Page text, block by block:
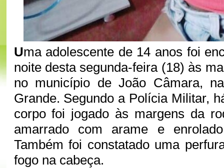
Uma adolescente de 14 anos foi
noite desta segunda-feira (18) às
no município de João Câmara,
Grande. Segundo a Polícia Militar,
corpo foi jogado às margens da
amarrado com arame e
Também foi constatado uma
fogo na cabeça.